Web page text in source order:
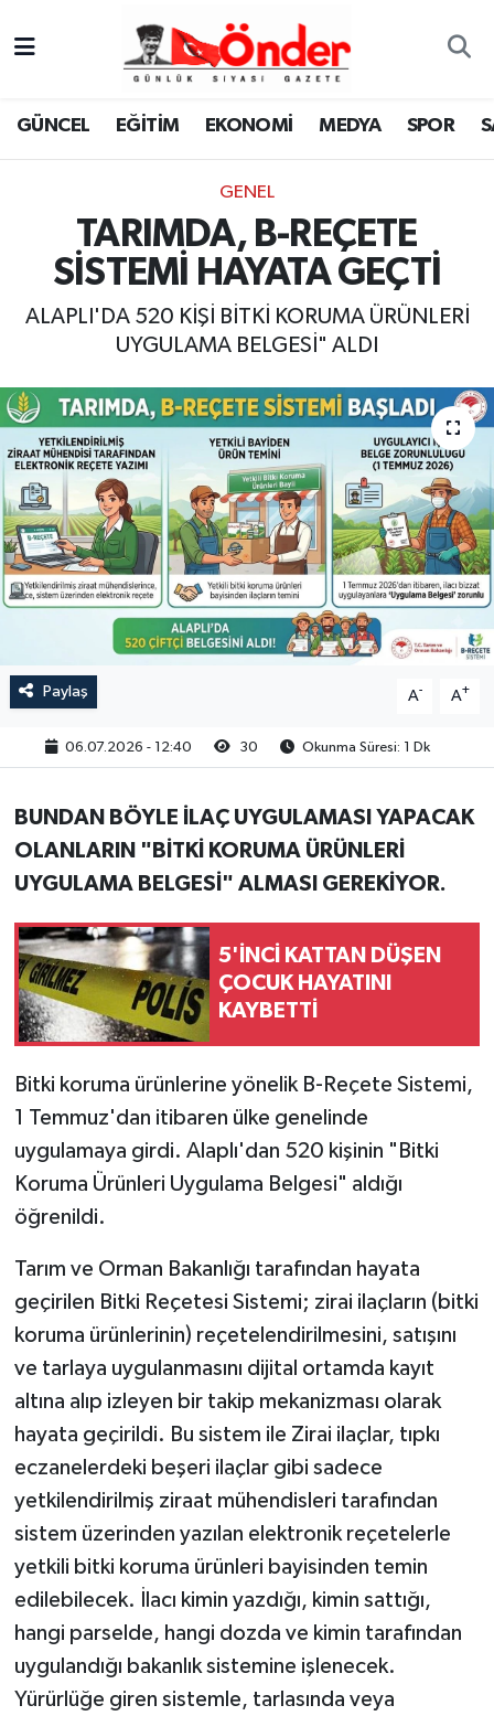
GÜNCEL EĞİTİM EKONOMİ MEDYA SPOR
GENEL
TARIMDA, B-REÇETE
SİSTEMİ HAYATA GEÇTİ
ALAPLI'DA 520 KİŞİ BİTKİ KORUMA ÜRÜNLERİ
UYGULAMA BELGESİ" ALDI
Paylaş A- A+
06.07.2026 - 12:40 30 Okunma Süresi: 1 Dk
BUNDAN BÖYLE İLAÇ UYGULAMASI YAPACAK
OLANLARIN "BİTKİ KORUMA ÜRÜNLERİ
UYGULAMA BELGESİ" ALMASI GEREKİYOR.
5'İNCİ KATTAN DÜŞEN
ÇOCUK HAYATINI
KAYBETTİ
Bitki koruma ürünlerine yönelik B-Reçete Sistemi,
1 Temmuz'dan itibaren ülke genelinde
uygulamaya girdi. Alaplı'dan 520 kişinin "Bitki
Koruma Ürünleri Uygulama Belgesi" aldığı
öğrenildi.
Tarım ve Orman Bakanlığı tarafından hayata
geçirilen Bitki Reçetesi Sistemi; zirai ilaçların (bitki
koruma ürünlerinin) reçetelendirilmesini, satışını
ve tarlaya uygulanmasını dijital ortamda kayıt
altına alıp izleyen bir takip mekanizması olarak
hayata geçirildi. Bu sistem ile Zirai ilaçlar, tıpkı
eczanelerdeki beşeri ilaçlar gibi sadece
yetkilendirilmiş ziraat mühendisleri tarafından
sistem üzerinden yazılan elektronik reçetelerle
yetkili bitki koruma ürünleri bayisinden temin
edilebilecek. İlacı kimin yazdığı, kimin sattığı,
hangi parselde, hangi dozda ve kimin tarafından
uygulandığı bakanlık sistemine işlenecek.
Yürürlüğe giren sistemle, tarlasında veya
GÜNCEL
MEDYA
SPOR
KÜLTÜR-SANAT
YAŞAM
RESMİ İLAN
Zonguldak Nöbetçi Eczaneler
Zonguldak Namaz Vakitleri
Zonguldak Trafik Yoğunluk Haritası
TFF 3.Lig 4.Grup Puan Durumu ve Fikstür
Son Dakika Haberleri
Haber Arşivi